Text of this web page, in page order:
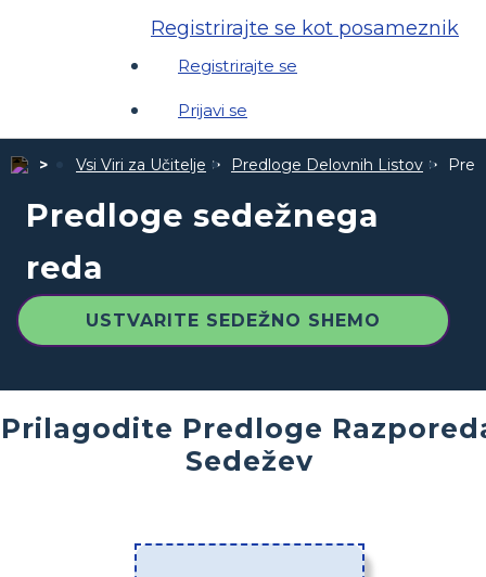
Registrirajte se kot posameznik
Registrirajte se
Prijavi se
Vsi Viri za Učitelje Predloge Delovnih Listov
Predloge sedežnega
reda
USTVARITE SEDEŽNO SHEMO
Prilagodite Predloge
Sedežev